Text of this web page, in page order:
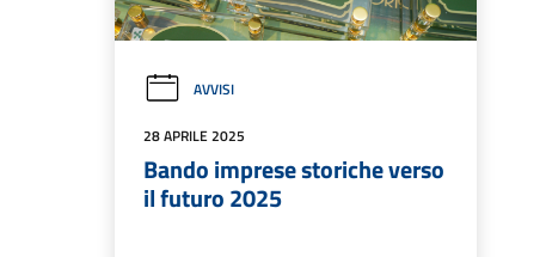
AVVISI
28 APRILE 2025
Bando imprese storiche verso
il futuro 2025